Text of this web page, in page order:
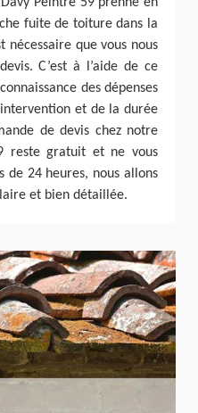
Peintre 59 prenne en
fuite de toiture dans la
nécessaire que vous nous
C’est à l’aide de ce
des dépenses
et de la durée
de devis chez notre
reste gratuit et ne vous
de 24 heures, nous allons
et bien détaillée.